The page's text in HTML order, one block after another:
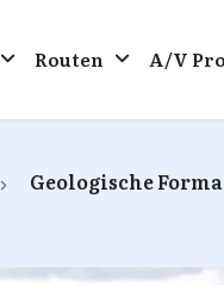
Routen A/V
Geologische